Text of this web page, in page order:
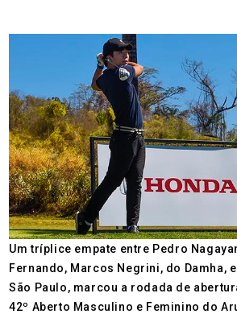
Um tríplice empate entre Pedro
Fernando, Marcos Negrini, do Damha,
São Paulo, marcou a rodada de
42º Aberto Masculino e Feminino do